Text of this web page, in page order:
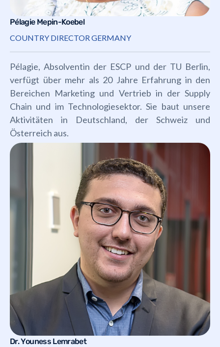
Pélagie Mepin-Koebel
COUNTRY DIRECTOR GERMANY
Pélagie, Absolventin der ESCP und der TU Berlin,
verfügt über mehr als 20 Jahre Erfahrung in den
Bereichen Marketing und Vertrieb in der Supply
Chain und im Technologiesektor. Sie baut unsere
Aktivitäten in Deutschland, der Schweiz und
Österreich aus.
Dr. Youness Lemrabet